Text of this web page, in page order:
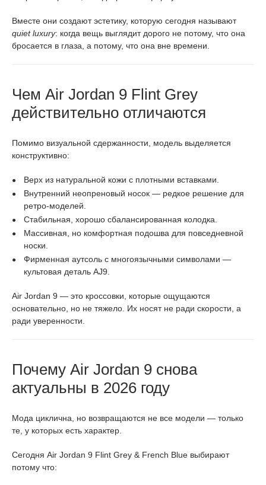
Вместе они создают эстетику, которую сегодня называют
quiet luxury: когда вещь выглядит дорого не потому, что она
бросается в глаза, а потому, что она вне времени.
Чем Air Jordan 9 Flint Grey
действительно отличаются
Помимо визуальной сдержанности, модель выделяется
конструктивно:
Верх из натуральной кожи с плотными вставками.
Внутренний неопреновый носок — редкое решение для
ретро-моделей.
Стабильная, хорошо сбалансированная колодка.
Массивная, но комфортная подошва для повседневной
носки.
Фирменная аутсоль с многоязычными символами —
культовая деталь AJ9.
Air Jordan 9 — это кроссовки, которые ощущаются
основательно, но не тяжело. Их носят не ради скорости, а
ради уверенности.
Почему Air Jordan 9 снова
актуальны в 2026 году
Мода циклична, но возвращаются не все модели — только
те, у которых есть характер.
Сегодня Air Jordan 9 Flint Grey & French Blue выбирают
потому что: